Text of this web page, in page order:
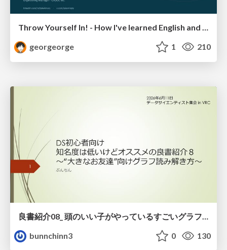
georgeorge
1 210
良書紹介08_ 頭のいい子がやっているすごいグラフの読み方
bunnchinn3
0 130